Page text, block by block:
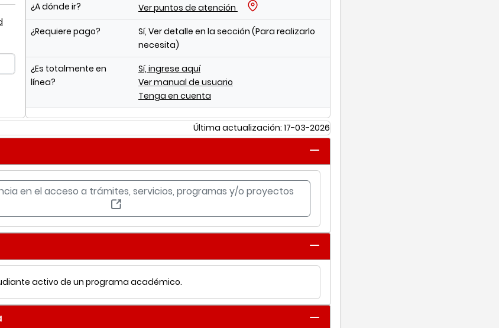
¿A dónde ir?
Ver puntos de atención
¿Requiere pago?
Sí, Ver detalle en la sección (Para realizarlo
necesita)
¿Es totalmente en
línea?
Sí, ingrese aquí
Ver manual de usuario
Tenga en cuenta
Última actualización: 17-03-2026
en el acceso a trámites, servicios, programas y/o proyectos
activo de un programa académico.